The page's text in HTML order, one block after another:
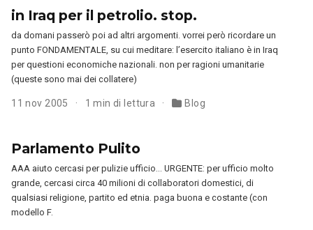
in Iraq per il petrolio. stop.
da domani passerò poi ad altri argomenti. vorrei però ricordare un
punto FONDAMENTALE, su cui meditare: l’esercito italiano è in Iraq
per questioni economiche nazionali. non per ragioni umanitarie
(queste sono mai dei collatere)
11 nov 2005 1 min di lettura Blog
Parlamento Pulito
AAA aiuto cercasi per pulizie ufficio… URGENTE: per ufficio molto
grande, cercasi circa 40 milioni di collaboratori domestici, di
qualsiasi religione, partito ed etnia. paga buona e costante (con
modello F.